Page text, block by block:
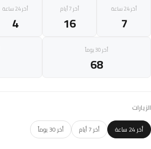
أخر 24 ساعة
7
أخر 7 أيام
16
أخر 30 يوماً
68
أخر 24 ساعة
4
الزيارات
أخر 24 ساعة أخر 7 أيام أخر 30 يوماً